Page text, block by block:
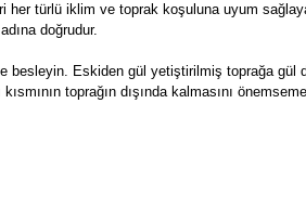
her türlü iklim ve toprak koşuluna uyum
doğrudur.
besleyin. Eskiden gül yetiştirilmiş toprağa
toprağın dışında kalmasını